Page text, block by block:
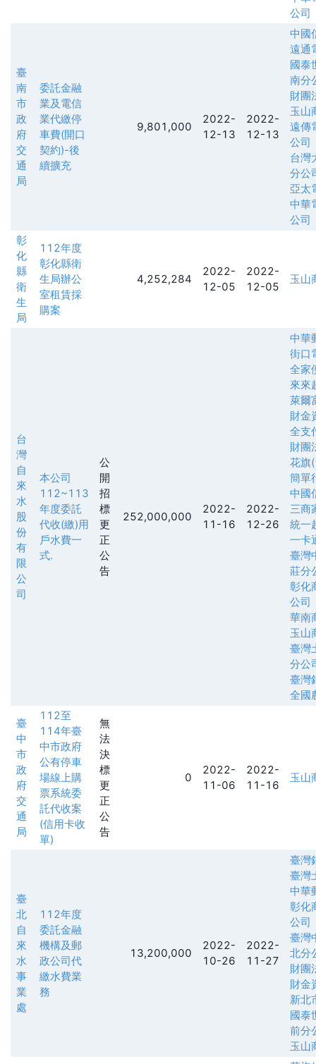
公司
臺
南
市
政
府
交
通
局
委託金融
業及電信
業代繳停
車費(開口
契約)-後
續擴充
9,801,000
2022-
12-13
2022-
12-13
中國
遠通
國泰
南分
財團
玉山
遠傳
公司
台灣
分公
亞太
中華
公司
彰
化
縣
衛
生
局
112年度
彰化縣衛
生局辦公
室租賃採
購案
4,252,284
2022-
12-05
2022-
12-05
玉山
台
灣
自
來
水
股
份
有
限
公
司
本公司
112~113
年度委託
代收(繳)用
戶水費一
式.
公
開
招
標
更
正
公
告
252,000,000
2022-
11-16
2022-
12-26
中華
街口
全家
來來
萊爾
財金
全支
財團
花旗
簡單
中國
三商
統一
一卡
臺灣
莊分
彰化
公司
華南
玉山
臺灣
分公
臺灣
全國
臺
中
市
政
府
交
通
局
112至
114年臺
中市政府
公有停車
場線上購
票系統委
託代收案
(信用卡收
單)
無
法
決
標
更
正
公
告
0
2022-
11-06
2022-
11-16
玉山
臺
北
自
來
水
事
業
處
112年度
委託金融
機構及郵
政公司代
繳水費業
務
13,200,000
2022-
10-26
2022-
11-27
臺灣
臺灣
中華
彰化
公司
臺灣
北分
財團
財金
新北
國泰
前分
玉山